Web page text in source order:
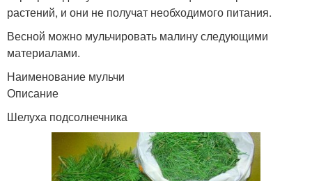
растений, и они не получат необходимого питания.
Весной можно мульчировать малину следующими
материалами.
Наименование мульчи
Описание
Шелуха подсолнечника